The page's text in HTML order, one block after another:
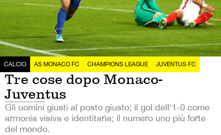
CALCIO AS MONACO FC CHAMPIONS LEAGUE JUVENTUS FC
Tre cose dopo Monaco-
Juventus
Gli uomini giusti al posto giusto; il gol dell'1-0 come
armonia visiva e identitaria; il numero uno più forte
del mondo.